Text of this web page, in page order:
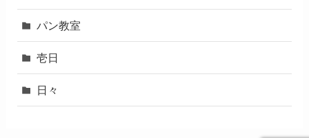
パン教室
壱日
日々